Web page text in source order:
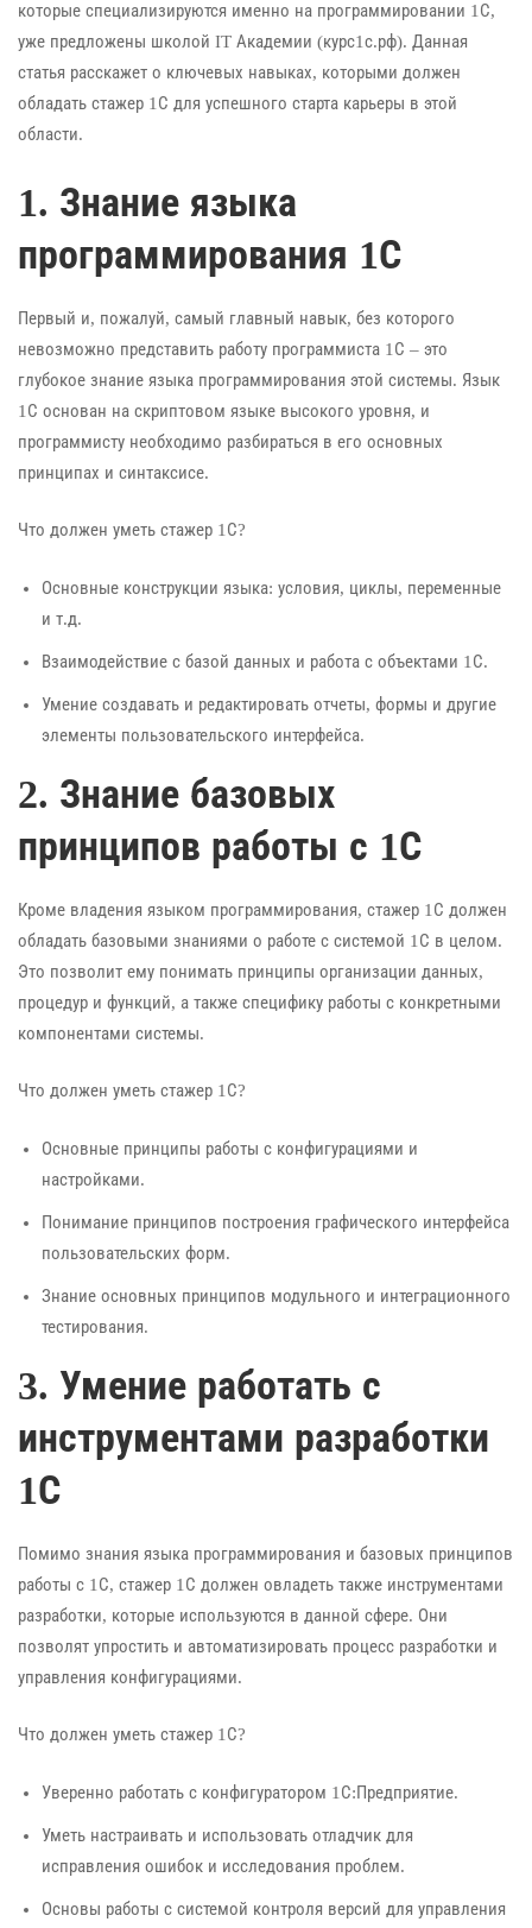
которые специализируются именно на программировании 1С,
уже предложены школой IT Академии (курс1с.рф). Данная
статья расскажет о ключевых навыках, которыми должен
обладать стажер 1С для успешного старта карьеры в этой
области.
1. Знание языка
программирования 1С
Первый и, пожалуй, самый главный навык, без которого
невозможно представить работу программиста 1С – это
глубокое знание языка программирования этой системы. Язык
1С основан на скриптовом языке высокого уровня, и
программисту необходимо разбираться в его основных
принципах и синтаксисе.
Что должен уметь стажер 1С?
Основные конструкции языка: условия, циклы, переменные
и т.д.
Взаимодействие с базой данных и работа с объектами 1С.
Умение создавать и редактировать отчеты, формы и другие
элементы пользовательского интерфейса.
2. Знание базовых
принципов работы с 1С
Кроме владения языком программирования, стажер 1С должен
обладать базовыми знаниями о работе с системой 1С в целом.
Это позволит ему понимать принципы организации данных,
процедур и функций, а также специфику работы с конкретными
компонентами системы.
Что должен уметь стажер 1С?
Основные принципы работы с конфигурациями и
настройками.
Понимание принципов построения графического интерфейса
пользовательских форм.
Знание основных принципов модульного и интеграционного
тестирования.
3. Умение работать с
инструментами разработки
1С
Помимо знания языка программирования и базовых принципов
работы с 1С, стажер 1С должен овладеть также инструментами
разработки, которые используются в данной сфере. Они
позволят упростить и автоматизировать процесс разработки и
управления конфигурациями.
Что должен уметь стажер 1С?
Уверенно работать с конфигуратором 1С:Предприятие.
Уметь настраивать и использовать отладчик для
исправления ошибок и исследования проблем.
Основы работы с системой контроля версий для управления